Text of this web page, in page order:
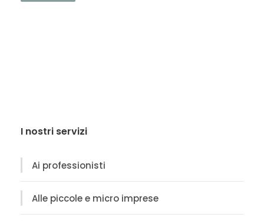
I nostri servizi
Ai professionisti
Alle piccole e micro imprese